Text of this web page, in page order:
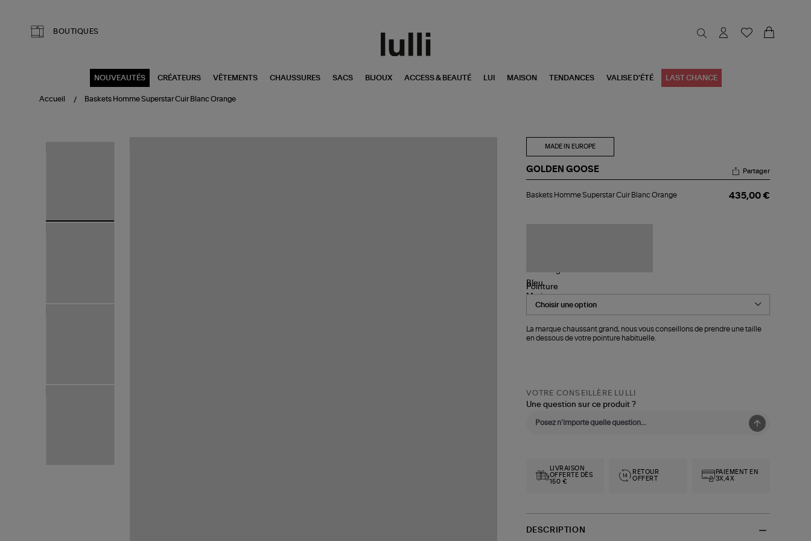
BOUTIQUES
NOUVEAUTÉS CRÉATEURS VÊTEMENTS CHAUSSURES SACS BIJOUX ACCESS & BEAUTÉ LUI MAISON TENDANCES VALISE D'ÉTÉ LAST CHANCE
Accueil Baskets Homme Superstar Cuir Blanc Orange
MADE IN EUROPE
GOLDEN GOOSE
Homme
Partager
Baskets Homme Superstar Cuir Blanc Orange 435,00 €
Pointure
La marque chaussant grand, nous vous conseillons de prendre une taille
en dessous de votre pointure habituelle.
VOTRE CONSEILLÈRE LULLI
Une question sur ce produit ?
LIVRAISON
OFFERTE DÈS
150 €
RETOUR
OFFERT
PAIEMENT EN
3X,4X
DESCRIPTION